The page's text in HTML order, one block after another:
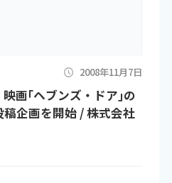
2008年11月7日
画｢ヘブンズ・ドア｣の
企画を開始 / 株式会社